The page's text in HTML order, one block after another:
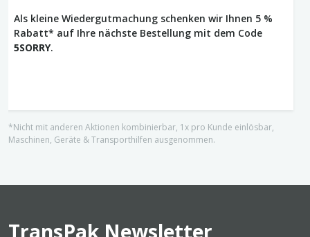
Als kleine Wiedergutmachung schenken wir Ihnen 5 %
Rabatt* auf Ihre nächste Bestellung mit dem Code
5SORRY.
*Nicht mit anderen Aktionen kombinierbar, 1x pro Kunde einlösbar,
Maschinen, Geräte & Transporthilfen ausgenommen.
TransPak Newsletter